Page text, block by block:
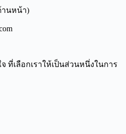
านหน้า)
เลือกเราให้เป็นส่วนหนึ่งในการ